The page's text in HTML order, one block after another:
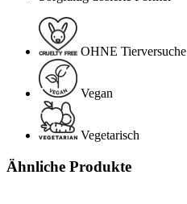
OHNE Tierversuche
Vegan
Vegetarisch
Ähnliche Produkte